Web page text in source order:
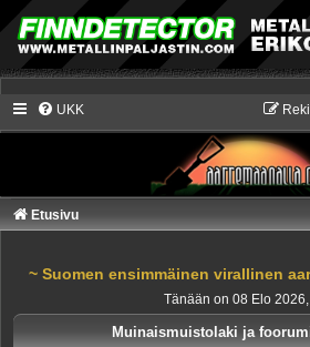
UKK
Etusivu
~ Suomen ensimmäinen virallinen
Tänään on 08 Elo
Muinaismuistolaki ja